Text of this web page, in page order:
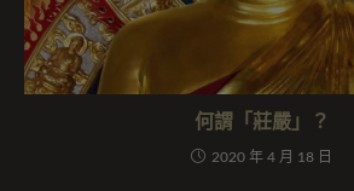
何謂「莊嚴」？
2020 年 4 月 18 日